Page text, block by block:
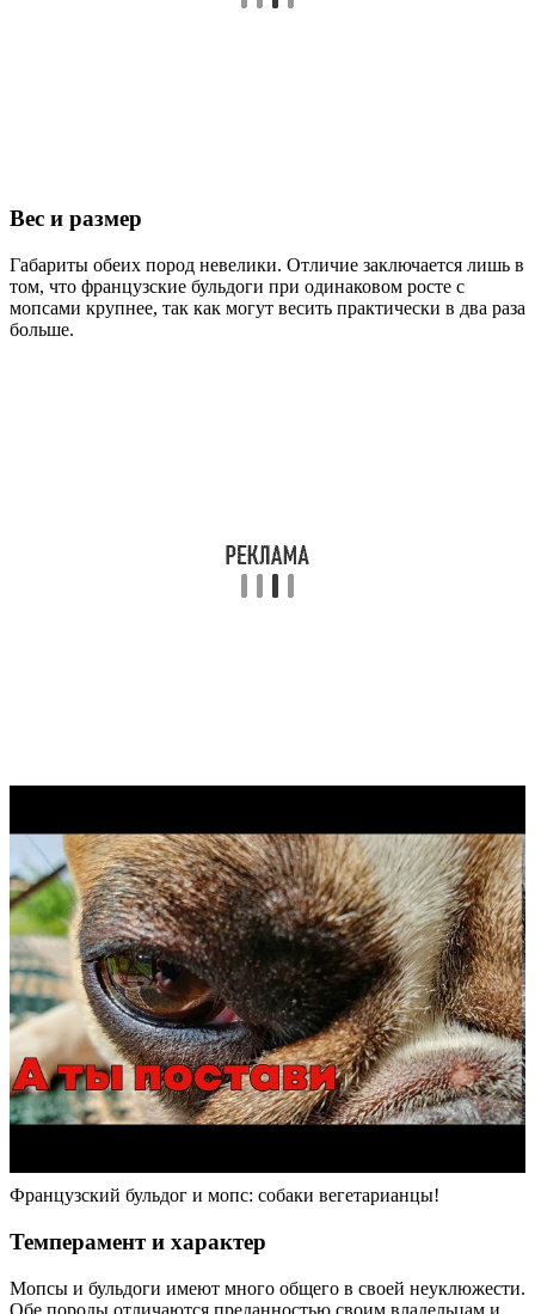
Вес и размер
Габариты обеих пород невелики. Отличие заключается лишь в
том, что французские бульдоги при одинаковом росте с
мопсами крупнее, так как могут весить практически в два раза
больше.
Французский бульдог и мопс: собаки вегетарианцы!
Темперамент и характер
Мопсы и бульдоги имеют много общего в своей неуклюжести.
Обе породы отличаются преданностью своим владельцам и